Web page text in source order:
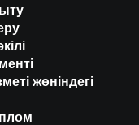
жөніндегі